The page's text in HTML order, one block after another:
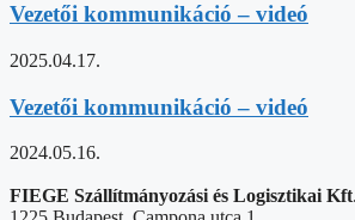
Vezetői kommunikáció – videó
2025.04.17.
Vezetői kommunikáció – videó
2024.05.16.
FIEGE Szállítmányozási és Logisztikai Kft.